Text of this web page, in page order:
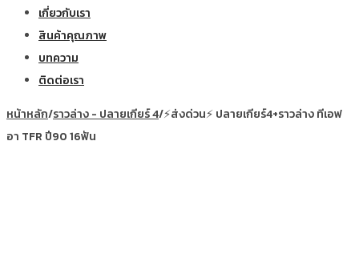
เกี่ยวกับเรา
สินค้าคุณภาพ
บทความ
ติดต่อเรา
หน้าหลัก/ราวล่าง - ปลายเกียร์ 4/⚡ส่งด่วน⚡ ปลายเกียร์4+ราวล่าง ทีเอฟ
อา TFR ปี90 16ฟัน